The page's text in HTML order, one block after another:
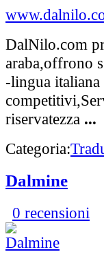
DalNilo.com
araba,offrono
-lingua italiana
riservatezza ...
Categoria:
Dalmine
0 recensioni